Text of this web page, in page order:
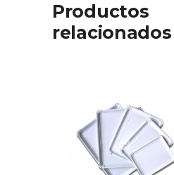
Productos
relacionados